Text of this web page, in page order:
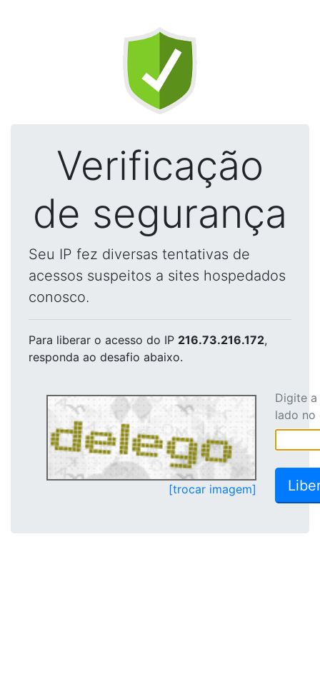
Verificação
de segurança
Seu IP fez diversas tentativas de
acessos suspeitos a sites hospedados
conosco.
Para liberar o acesso do IP 216.73.216.172,
responda ao desafio abaixo.
[trocar imagem]
Digite
lado no